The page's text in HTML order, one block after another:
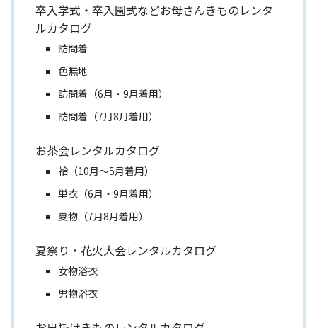
卒入学式・卒入園式などお母さんきものレンタ
ルカタログ
訪問着
色無地
訪問着（6月・9月着用）
訪問着（7月8月着用）
お茶会レンタルカタログ
袷（10月～5月着用）
単衣（6月・9月着用）
夏物（7月8月着用）
夏祭り・花火大会レンタルカタログ
女物浴衣
男物浴衣